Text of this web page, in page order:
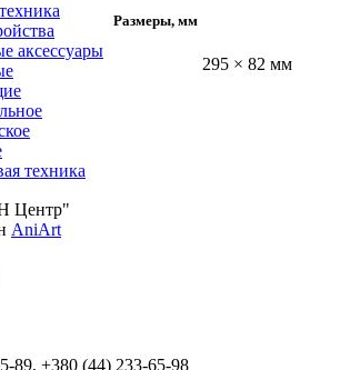
аксессуары
техника
Размеры, мм
295 × 82 мм
Центр"
AniArt
89, +380 (44) 233-65-98